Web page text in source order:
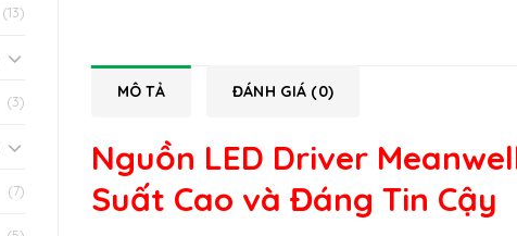
(13)
(3)
(7)
MÔ TẢ ĐÁNH GIÁ (0)
Nguồn LED Driver
Suất Cao và Đáng Tin Cậy